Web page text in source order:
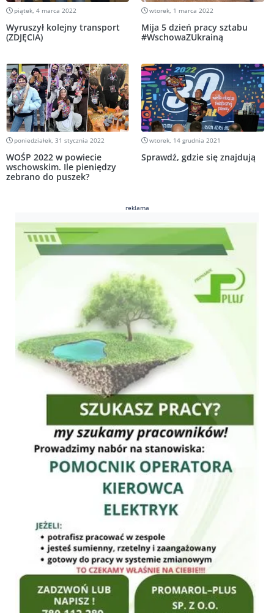
piątek, 4 marca 2022
Wyruszył kolejny transport
(ZDJĘCIA)
wtorek, 1 marca 2022
Mija 5 dzień pracy sztabu
#WschowaZUkrainą
poniedziałek, 31 stycznia 2022
WOŚP 2022 w powiecie
wschowskim. Ile pieniędzy
zebrano do puszek?
wtorek, 14 grudnia 2021
Sprawdź, gdzie się znajdują
reklama